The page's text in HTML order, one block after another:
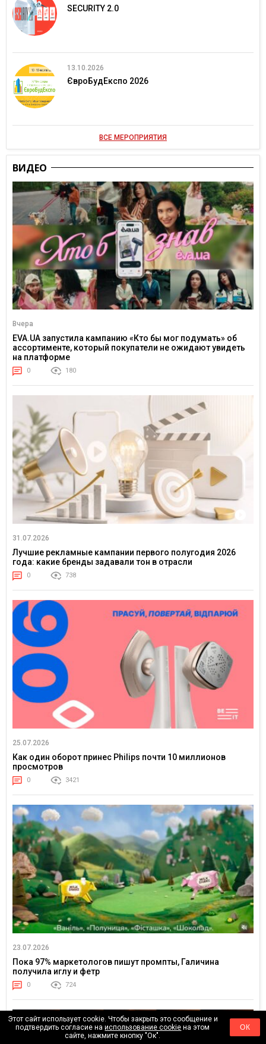
SECURITY 2.0
13.10.2026
ЄвроБудЕкспо 2026
ВСЕ МЕРОПРИЯТИЯ
ВИДЕО
Вчера
EVA.UA запустила кампанию «Кто бы мог подумать» об
ассортименте, который покупатели не ожидают увидеть
на платформе
0 180
31.07.2026
Лучшие рекламные кампании первого полугодия 2026
года: какие бренды задавали тон в отрасли
0 738
25.07.2026
Как один оборот принес Philips почти 10 миллионов
просмотров
0 3421
23.07.2026
Пока 97% маркетологов пишут промпты, Галичина
получила иглу и фетр
0 724
Этот сайт использует cookie. Чтобы закрыть это сообщение и
подтвердить согласие наиспользование cookie на этом
сайте, нажмите кнопку "Ок".
ОК